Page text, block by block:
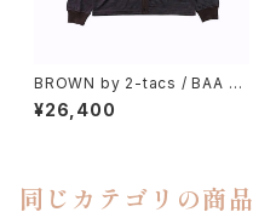
BROWN by 2-tacs / BAA C
ARDIGAN
¥26,400
同じカテゴリの商品